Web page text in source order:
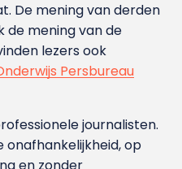
De mening van derden
de mening van de
lezers ook
Persbureau
journalisten.
onafhankelijkheid, op